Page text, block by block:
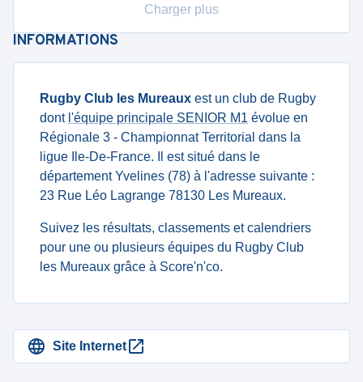
Charger plus
INFORMATIONS
Rugby Club les Mureaux est un club de Rugby
dont l'équipe principale SENIOR M1 évolue en
Régionale 3 - Championnat Territorial dans la
ligue Ile-De-France. Il est situé dans le
département Yvelines (78) à l'adresse suivante :
23 Rue Léo Lagrange 78130 Les Mureaux.
Suivez les résultats, classements et calendriers
pour une ou plusieurs équipes du Rugby Club
les Mureaux grâce à Score'n'co.
Site Internet